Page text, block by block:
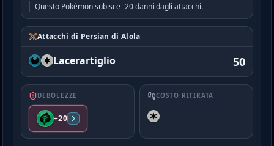
Questo Pokémon subisce -20 danni dagli attacchi.
Attacchi di Persian di Alola
Lacerartiglio 50
DEBOLEZZE
+20
COSTO RITIRATA